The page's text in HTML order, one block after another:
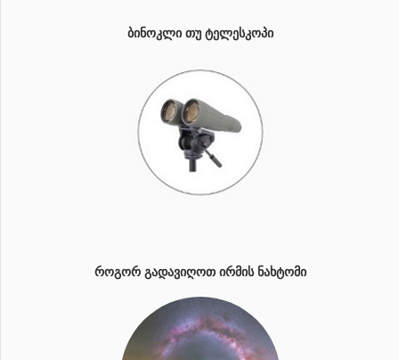
ᲑᲘᲜᲝᲙᲚᲘ ᲗᲣ ᲢᲔᲚᲔᲡᲙᲝᲞᲘ
ᲠᲝᲒᲝᲠ ᲒᲐᲓᲐᲕᲘᲦᲝᲗ ᲘᲠᲛᲘᲡ ᲜᲐᲮᲢᲝᲛᲘ